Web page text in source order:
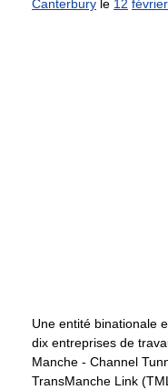
Canterbury le 12 février
Une entité binationale
dix entreprises de
Manche - Channel
TransManche Link